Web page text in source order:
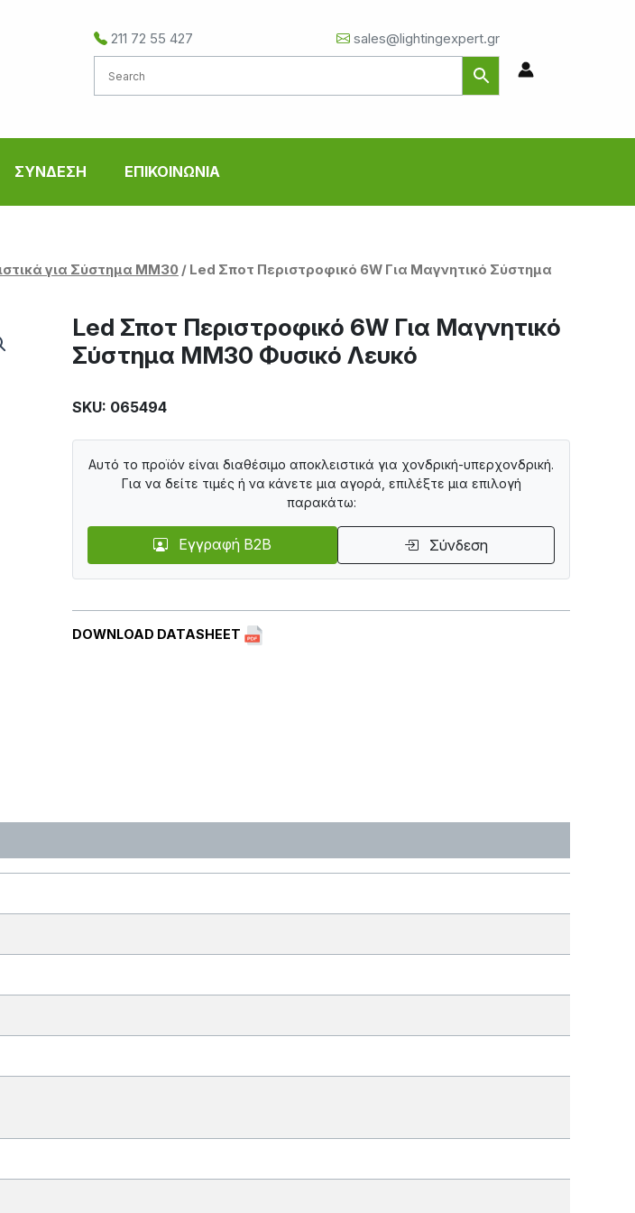
211 72 55 427 sales@lightingexpert.gr
ΣΥΝΔΕΣΗ ΕΠΙΚΟΙΝΩΝΙΑ
για Σύστημα MM30 / Led Σποτ Περιστροφικό 6W Για Μαγνητικό Σύστημα
Led Σποτ Περιστροφικό 6W Για Μαγνητικό
Σύστημα MM30 Φυσικό Λευκό
SKU: 065494
DOWNLOAD DATASHEET
Αυτό το προϊόν είναι διαθέσιμο αποκλειστικά για χονδρική-υπερχονδρική.
Για να δείτε τιμές ή να κάνετε μια αγορά, επιλέξτε μια επιλογή
παρακάτω:
Εγγραφή B2B Σύνδεση